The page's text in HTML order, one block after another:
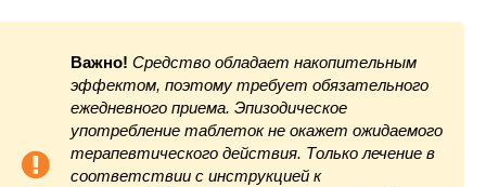
Важно! Средство обладает накопительным
эффектом, поэтому требует обязательного
ежедневного приема. Эпизодическое
употребление таблеток не окажет ожидаемого
терапевтического действия. Только лечение в
соответствии с инструкцией к